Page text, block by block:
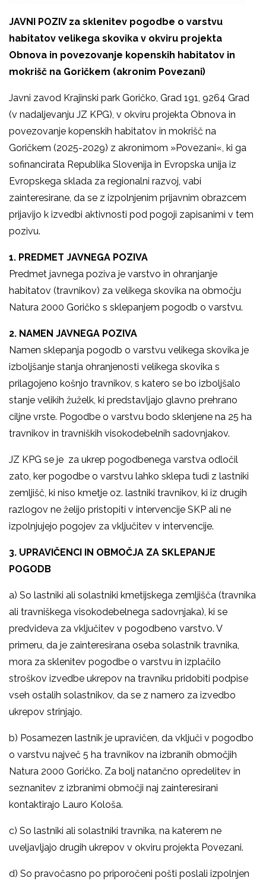
JAVNI POZIV za sklenitev pogodbe o varstvu
habitatov velikega skovika v okviru projekta
Obnova in povezovanje kopenskih habitatov in
mokrišč na Goričkem (akronim Povezani)
Javni zavod Krajinski park Goričko, Grad 191, 9264 Grad
(v nadaljevanju JZ KPG), v okviru projekta Obnova in
povezovanje kopenskih habitatov in mokrišč na
Goričkem (2025-2029) z akronimom »Povezani«, ki ga
sofinancirata Republika Slovenija in Evropska unija iz
Evropskega sklada za regionalni razvoj, vabi
zainteresirane, da se z izpolnjenim prijavnim obrazcem
prijavijo k izvedbi aktivnosti pod pogoji zapisanimi v tem
pozivu.
1. PREDMET JAVNEGA POZIVA
Predmet javnega poziva je varstvo in ohranjanje
habitatov (travnikov) za velikega skovika na območju
Natura 2000 Goričko s sklepanjem pogodb o varstvu.
2. NAMEN JAVNEGA POZIVA
Namen sklepanja pogodb o varstvu velikega skovika je
izboljšanje stanja ohranjenosti velikega skovika s
prilagojeno košnjo travnikov, s katero se bo izboljšalo
stanje velikih žuželk, ki predstavljajo glavno prehrano
ciljne vrste. Pogodbe o varstvu bodo sklenjene na 25 ha
travnikov in travniških visokodebelnih sadovnjakov.
JZ KPG se je za ukrep pogodbenega varstva odločil
zato, ker pogodbe o varstvu lahko sklepa tudi z lastniki
zemljišč, ki niso kmetje oz. lastniki travnikov, ki iz drugih
razlogov ne želijo pristopiti v intervencije SKP ali ne
izpolnjujejo pogojev za vključitev v intervencije.
3. UPRAVIČENCI IN OBMOČJA ZA SKLEPANJE
POGODB
a) So lastniki ali solastniki kmetijskega zemljišča (travnika
ali travniškega visokodebelnega sadovnjaka), ki se
predvideva za vključitev v pogodbeno varstvo. V
primeru, da je zainteresirana oseba solastnik travnika,
mora za sklenitev pogodbe o varstvu in izplačilo
stroškov izvedbe ukrepov na travniku pridobiti podpise
vseh ostalih solastnikov, da se z namero za izvedbo
ukrepov strinjajo.
b) Posamezen lastnik je upravičen, da vključi v pogodbo
o varstvu največ 5 ha travnikov na izbranih območjih
Natura 2000 Goričko. Za bolj natančno opredelitev in
seznanitev z izbranimi območji naj zainteresirani
kontaktirajo Lauro Kološa.
c) So lastniki ali solastniki travnika, na katerem ne
uveljavljajo drugih ukrepov v okviru projekta Povezani.
d) So pravočasno po priporočeni pošti poslali izpolnjen